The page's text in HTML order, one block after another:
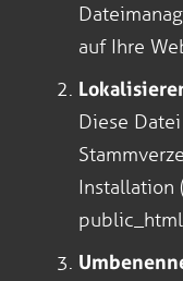
auf Ihre
Diese
Installation